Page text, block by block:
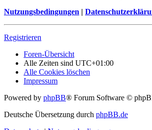
Nutzungsbedingungen |
Registrieren
Foren-Übersicht
Alle Zeiten sind UTC+01:00
Alle Cookies löschen
Impressum
Powered by phpBB® Forum Software ©
Deutsche Übersetzung durch phpBB.de